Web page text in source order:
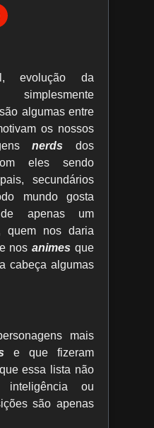
evolução da
algumas entre
os nossos
nerds dos
eles sendo
secundários
mundo gosta
apenas um
quem nos daria
nosanimes que
cabeça algumas
mais
e que fizeram
essa lista não
ou
são apenas